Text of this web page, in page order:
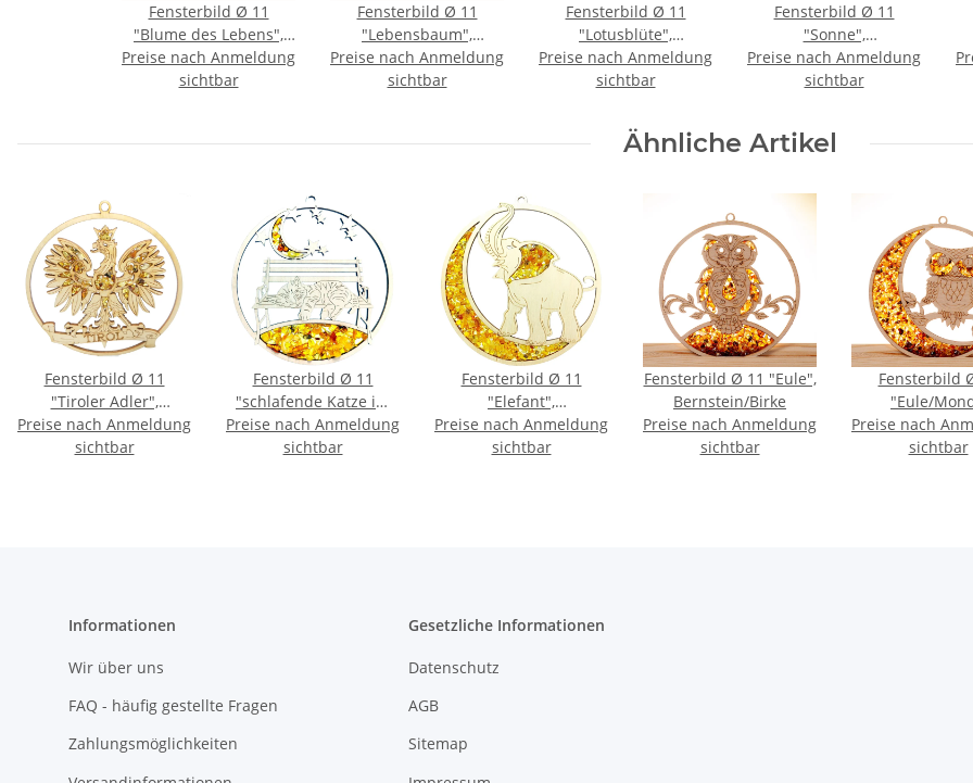
Fensterbild Ø 11
"Blume des Lebens",
Bernstein/Birke
Preise nach Anmeldung
sichtbar
Fensterbild Ø 11
"Lebensbaum",
Bernstein/Birke
Preise nach Anmeldung
sichtbar
Fensterbild Ø 11
"Lotusblüte",
Bernstein/Birke
Preise nach Anmeldung
sichtbar
Fensterbild Ø 11
"Sonne",
Bernstein/Birke
Preise nach Anmeldung
sichtbar
Ähnliche Artikel
Fensterbild Ø 11
"Tiroler Adler",
Bernstein/Birke
Preise nach Anmeldung
sichtbar
Fensterbild Ø 11
"schlafende Katze im
Mondlicht",
Bernstein/Birke
Preise nach Anmeldung
sichtbar
Fensterbild Ø 11
"Elefant",
Bernstein/Birke
Preise nach Anmeldung
sichtbar
Fensterbild Ø 11 "Eule",
Bernstein/Birke
Preise nach Anmeldung
sichtbar
Fensterbild
"Eule/
Bernstein/
Preise nach
sichtbar
Informationen
Wir über uns
FAQ - häufig gestellte Fragen
Zahlungsmöglichkeiten
Gesetzliche Informationen
Datenschutz
AGB
Sitemap